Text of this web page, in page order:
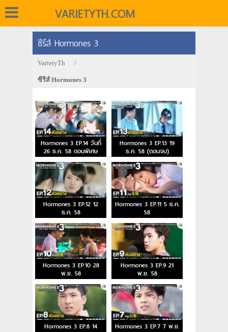
VARIETYTH.COM
ซีรีส์ Hormones 3
VarietyTh /
ซีรีส์ Hormones 3
Hormones 3 EP.14 วันที่
26 ธ.ค. 58 ตอนพิเศษ
Hormones 3 EP.13 19
ธ.ค. 58 (ตอนจบ)
Hormones 3 EP.12 12
ธ.ค. 58
Hormones 3 EP.11 5 ธ.ค.
58
Hormones 3 EP.10 28
พ.ย. 58
Hormones 3 EP.9 21
พ.ย. 58
Hormones 3 EP.8 14
Hormones 3 EP.7 7 พ.ย.